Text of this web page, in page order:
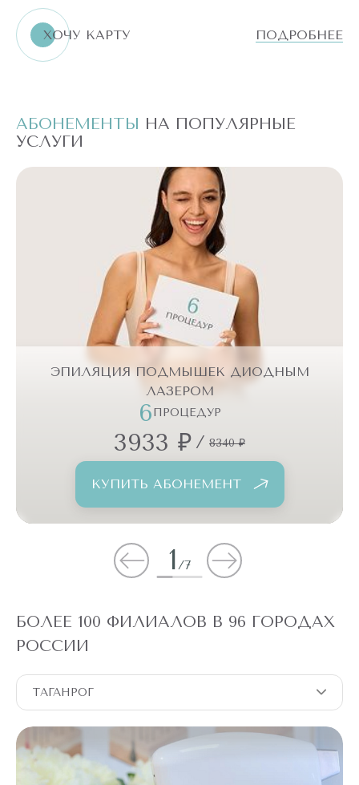
ХОЧУ КАРТУ ПОДРОБНЕЕ
АБОНЕМЕНТЫ НА ПОПУЛЯРНЫЕ
УСЛУГИ
ЭПИЛЯЦИЯ ПОДМЫШЕК ДИОДНЫМ
ЛАЗЕРОМ
6ПРОЦЕДУР
3933 ₽ / 8340 ₽
КУПИТЬ АБОНЕМЕНТ
1 /7
БОЛЕЕ 100 ФИЛИАЛОВ В 96 ГОРОДАХ
РОССИИ
ТАГАНРОГ